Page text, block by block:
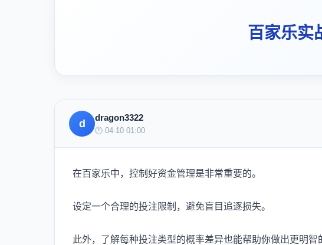
百家乐实
d
dragon3322
🕐 04-10 01:00
在百家乐中，控制好资金管理是非常重要的。
设定一个合理的投注限制，避免盲目追逐损失。
此外，了解每种投注类型的概率差异也能帮助你做出更明智